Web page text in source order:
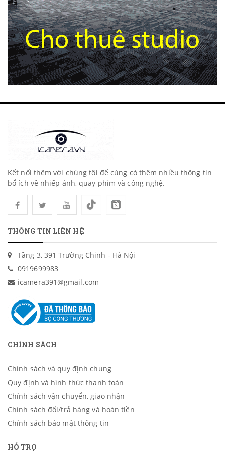
Kết nối thêm với chúng tôi để cùng có thêm nhiều thông tin
bổ ích về nhiếp ảnh, quay phim và công nghệ.
THÔNG TIN LIÊN HỆ
Tầng 3, 391 Trường Chinh - Hà Nội
0919699983
icamera391@gmail.com
CHÍNH SÁCH
Chính sách và quy định chung
Quy định và hình thức thanh toán
Chính sách vận chuyển, giao nhận
Chính sách đổi/trả hàng và hoàn tiền
Chính sách bảo mật thông tin
HỖ TRỢ